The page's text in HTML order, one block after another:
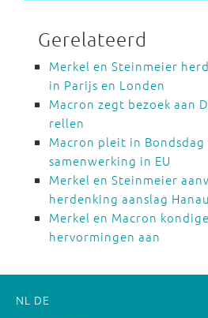
Gerelateerd
Merkel en Steinmeier
in Parijs en Londen
Macron zegt bezoek aan
rellen
Macron pleit in
samenwerking in EU
Merkel en Steinmeier
herdenking aanslag Hanau
Merkel en Macron
hervormingen aan
NL DE